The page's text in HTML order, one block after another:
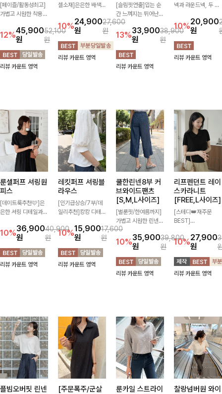
[페이즐/활동성최고]
가볍고 시원한 착용감
없이 즐기기 좋은 라
운드 니트 🤍 베이직
한 디자인으로 다양한
하의와 손쉽게 매치되
어 데일리하게 활용하
12%45,900
원
52,100
원
리뷰 카운트 영역
셀소재]은은한 배색
캐주얼하면서도 산뜻
한 무드 살려주는 니
트 가디건 💛 브이넥
라인에 슬림하게 떨어
지는 핏 더해져 단독
10%24,900
원
27,600
원
리뷰 카운트 영역
[슬림핏연출]입는 순
간 느껴지는 뛰어난
신축성으로 활동량 많
은 날에도 편안하게
🌿 발목이 드러나는
카프리 기장이 다리
라인을 더욱 길고 산
뜻하게 보여주며, 깔
13%33,900
원
38,900
원
리뷰 카운트 영역
넥과 라운드넥, 두 가
맞게 선택할 수 있는
활용도 높은 가디건
🤍 부드러운 착용감
과 베이직한 디자인으
로 단독은 물론 가볍
10%20,900
원
리뷰 카운트 영역
룬셀퍼프 셔링원
피스
[데이트룩추천🩷]은
은한 셔링 디테일과
사랑스러운 무드를 완
성해주는 원피스🤍
허리 스모크 밴딩이
슬림한 실루엣을 연출
해주며, 자연스럽게
10%36,900
원
40,900
원
리뷰 카운트 영역
레킷퍼프 셔링블
라우스
[인기급상승/7부/데
일리추천]캉캉 디테일
풍성한 실루엣을 완성
해주는 블라우스 🤍
가볍게 퍼지는 핏으로
체형을 자연스럽게 커
버해주며 여성스럽게
10%15,900
원
17,600
원
리뷰 카운트 영역
쿨한린넨8부 커
브와이드팬츠
[S,M,L사이즈]
[벌룬핏/한여름까지]
가볍고 시원한 린넨
혼방 소재로 한여름까
지 쾌적하게 즐기기
좋은 8부 커브 와이드
팬츠 🤍 자연스럽게
떨어지는 커브핏이 멋
스러운 실루엣을 연출
10%35,900
원
39,800
원
리뷰 카운트 영역
리프펜던트 레이
스카라니트
[FREE,L사이즈]
[스테디👑재주문
BEST]
카라 니트에 펜던트
포인트까지 톡-톡 얼
굴을 밝혀주는 컬러와
함께 해요-
10%27,900
원
리뷰 카운트 영역
플빔오버핏 린넨
[주문폭주/군살
룬카일 스트라이
찰랑넘버원 와이